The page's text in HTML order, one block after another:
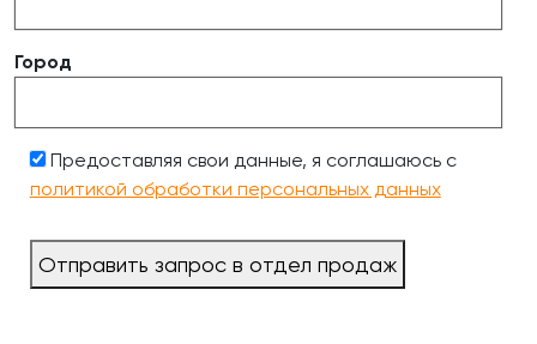
Город
Предоставляя свои данные, я соглашаюсь с
политикой обработки персональных данных
Отправить запрос в отдел продаж